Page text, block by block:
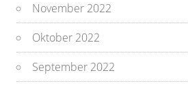
November 2022
Oktober 2022
September 2022